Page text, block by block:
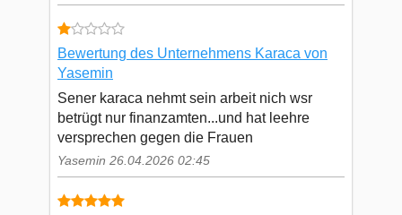
Bewertung des Unternehmens Karaca von
Yasemin
Sener karaca nehmt sein arbeit nich wsr
betrügt nur finanzamten...und hat leehre
versprechen gegen die Frauen
Yasemin 26.04.2026 02:45